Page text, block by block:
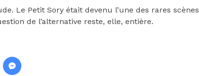
Le Petit Sory était devenu l’une des rares scènes
de l’alternative reste, elle, entière.